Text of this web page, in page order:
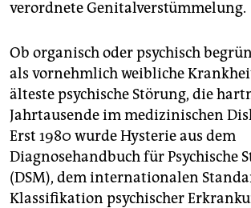
verordnete Genital­ver­stümmelung.
Ob organisch oder psychisch
als vornehmlich weibliche
älteste psychische Störung, die
Jahrtausende im medizinischen
Erst 1980 wurde Hysterie aus dem
Diagnosehandbuch für Psychische
(DSM), dem internationalen
Klassifikation psychischer